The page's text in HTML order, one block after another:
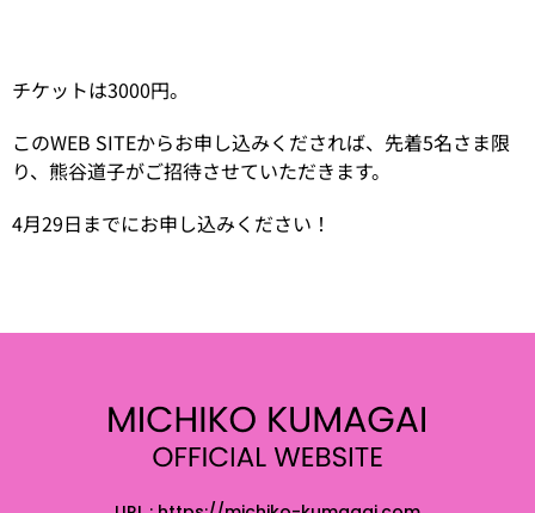
チケットは3000円。
このWEB SITEからお申し込みくだされば、先着5名さま限
り、熊谷道子がご招待させていただきます。
4月29日までにお申し込みください！